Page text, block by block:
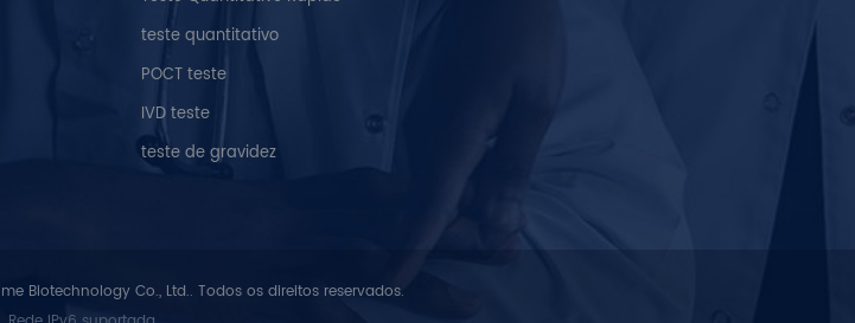
teste quantitativo
POCT teste
IVD teste
teste de gravidez
Biotechnology Co., Ltd.. Todos os direitos reservados.